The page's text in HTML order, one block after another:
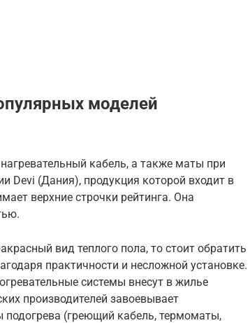
моделей
кабель, а также маты при
Devi (Дания), продукция которой входит в
верхние строчки рейтинга. Она
вид теплого пола, то стоит обратить
практичности и несложной установке.
системы внесут в жилье
производителей завоевывает
(греющий кабель, термоматы,